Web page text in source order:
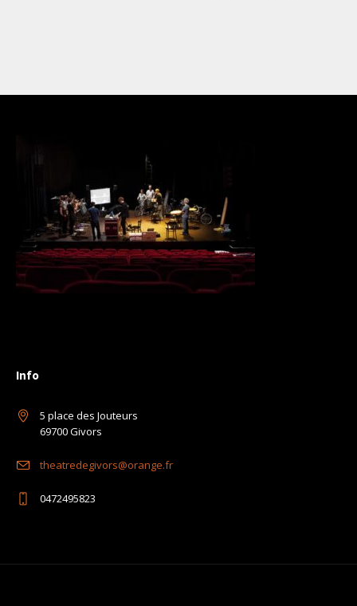
Info
5 place des Jouteurs
69700 Givors
theatredegivors@orange.fr
0472495823